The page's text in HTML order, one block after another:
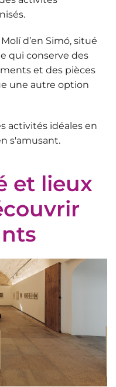
d’en Simó, situé
qui conserve des
et des pièces
une autre option
activités idéales en
s'amusant.
et lieux